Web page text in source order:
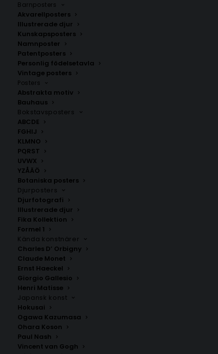
Barnposters
Akvarellposters
Illustrerade djur
Kunskapsposters
Namnposter
Patentposters
Personlig födelsetavla
Vintage posters
Posters
Abstrakta motiv
Bauhaus
Bokstavsposters
ABCDE
FGHIJ
KLMNO
PQRST
UVWX
YZÅÄÖ
Botaniska posters
Djurposters
Djurfotografi
Illustrerade djur
Fika Kollektion
Formel 1
Kända konstnärer
Charles D’ Orbigny
Claude Monet
Ernst Haeckel
Giorgio Gallesio
Henri Matisse
Japansk konst
Hokusai
Ogawa Kazumasa
Ohara Koson
Paul Nash
Vincent van Gogh
30×40 cm och 21×30 cm.
Bollebygds kommun
ANDRA KÖPTE ÄVEN
Moholm
Fr. 200.00